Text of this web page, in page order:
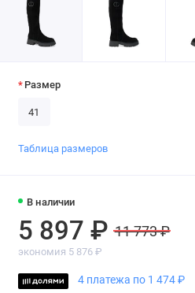
В наличии
5 897 ₽ 11 773 ₽
экономия 5 876 ₽
4 платежа по 1 474 ₽
Размер
41
Таблица размеров